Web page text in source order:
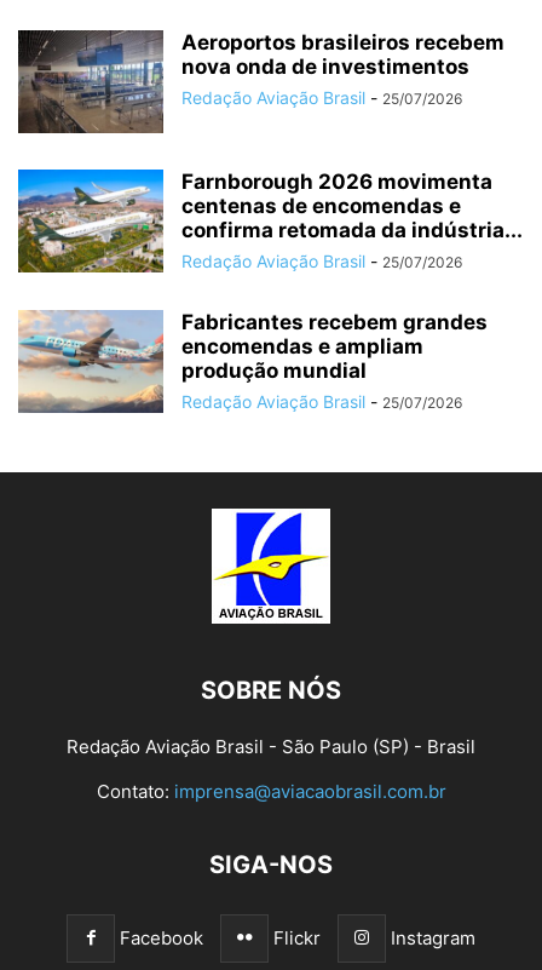
Aeroportos brasileiros recebem
nova onda de investimentos
Redação Aviação Brasil - 25/07/2026
Farnborough 2026 movimenta
centenas de encomendas e
confirma retomada da indústria...
Redação Aviação Brasil - 25/07/2026
Fabricantes recebem grandes
encomendas e ampliam
produção mundial
Redação Aviação Brasil - 25/07/2026
SOBRE NÓS
Redação Aviação Brasil - São Paulo (SP) - Brasil
Contato: imprensa@aviacaobrasil.com.br
SIGA-NOS
Facebook Flickr Instagram